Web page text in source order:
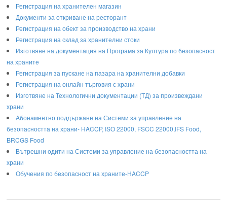
Регистрация на хранителен магазин
Документи за откриване на ресторант
Регистрация на обект за производство на храни
Регистрация на склад за хранителни стоки
Изготвяне на документация на Програма за Култура по безопасност
на храните
Регистрaция за пускане на пазара на хранителни добавки
Регистрация на онлайн търговия с храни
Изготвяне на Технологични документации (ТД) за произвеждани
храни
Абонаментно поддържане на Системи за управление на
безопасността на храни- HACCP, ISO 22000, FSCC 22000,IFS Food,
BRCGS Food
Вътрешни одити на Системи за управление на безопасността на
храни
Обучения по безопасност на храните-HACCP